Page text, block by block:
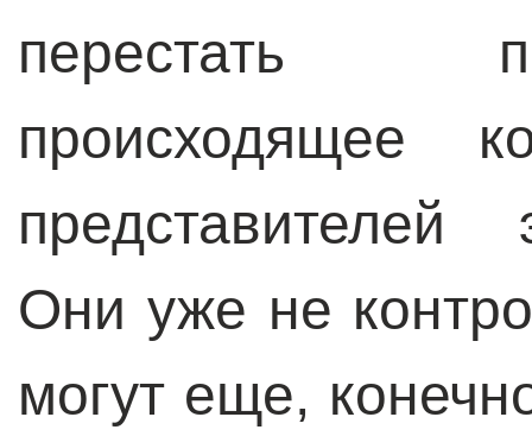
перестать
происходящее
представителей
Они уже не
могут еще,